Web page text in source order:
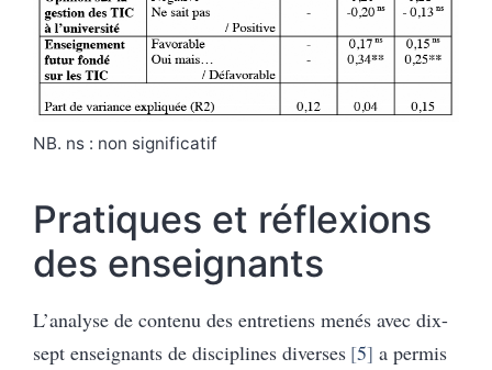
NB. ns : non significatif
Pratiques et réflexions
des enseignants
L’analyse de contenu des entretiens menés avec dix-
sept enseignants de disciplines diverses 5 a permis